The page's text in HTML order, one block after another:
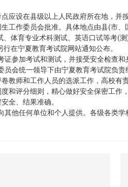
应设在县级以上人民政府所在地，
工作委员会批准。具体地点由县(市、
体育专业术科测试、英语口试等考(
在宁夏教育考试院网站通知公布。
参加考试和测试，并接受安全检查和
会统一领导下由宁夏教育考试院负
教师和工作人员的选派工作，高校
和评分细则，精心做好安全保密工
全、结果准确。
他任何单位和个人提供。各级各类